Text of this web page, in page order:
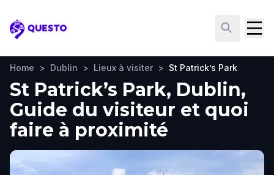
Questo
Home > Dublin > Lieux à visiter > St Patrick’s Park
St Patrick’s Park, Dublin,
Guide du visiteur et quoi
faire à proximité